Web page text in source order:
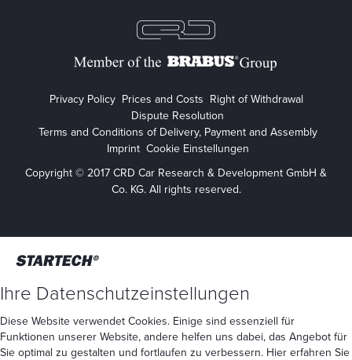
Privacy Policy Prices and Costs Right of Withdrawal
Dispute Resolution
Terms and Conditions of Delivery, Payment and Assembly
Imprint Cookie Einstellungen
Copyright © 2017 CRD Car Research & Development GmbH &
Co. KG. All rights reserved.
Ihre Datenschutzeinstellungen
Diese Website verwendet Cookies. Einige sind essenziell für
Funktionen unserer Website, andere helfen uns dabei, das Angebot für
Sie optimal zu gestalten und fortlaufen zu verbessern. Hier erfahren Sie